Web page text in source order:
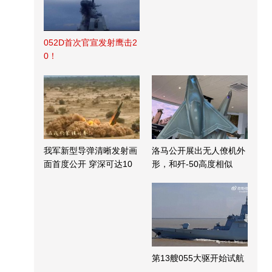
052D首次官宣发射鹰击2
0！
我军新型导弹清晰发射画
面首度公开 穿深可达10
洛马公开展出无人僚机外
形，和歼-50高度相似
第13艘055大驱开始试航